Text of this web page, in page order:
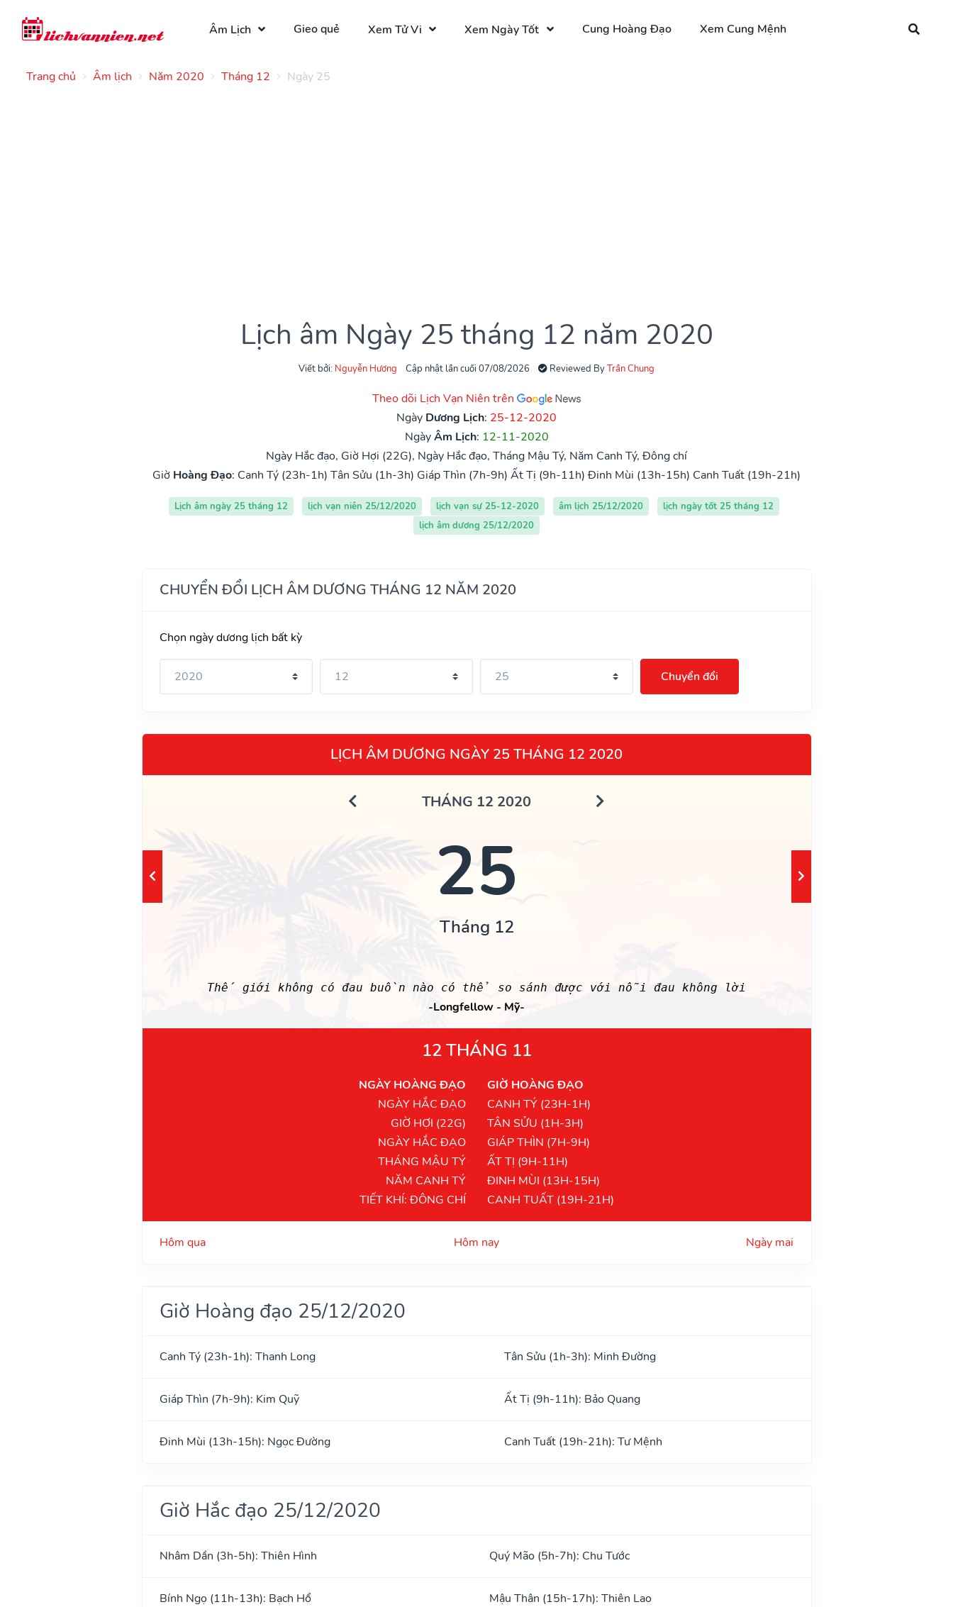
Âm Lịch Gieo quẻ Xem Tử Vi Xem Ngày Tốt Cung Hoàng Đạo Xem Cung Mệnh
Trang chủ Âm lịch Năm 2020 Tháng 12 Ngày 25
Lịch âm Ngày 25 tháng 12 năm 2020
Viết bởi: Nguyễn Hương Cập nhật lần cuối 07/08/2026 Reviewed ByTrần Chung
Theo dõi Lịch Vạn Niên trên
Ngày Dương Lịch: 25-12-2020
NgàyÂm Lịch: 12-11-2020
Ngày Hắc đạo, Giờ Hợi (22G), Ngày Hắc đạo, Tháng Mậu Tý, Năm Canh Tý, Đông chí
Giờ Hoàng Đạo: Canh Tý (23h-1h) Tân Sửu (1h-3h) Giáp Thìn (7h-9h) Ất Tị (9h-11h) Đinh Mùi (13h-15h) Canh Tuất (19h-21h)
Lịch âm ngày 25 tháng 12 lịch vạn niên 25/12/2020 lịch vạn sự 25-12-2020 âm lịch 25/12/2020
lịch ngày tốt 25 tháng 12
lịch âm dương 25/12/2020
CHUYỂN ĐỔI LỊCH ÂM DƯƠNG THÁNG 12 NĂM 2020
Chọn ngày dương lịch bất kỳ
Chuyển đổi
LỊCH ÂM DƯƠNG NGÀY 25 THÁNG 12 2020
THÁNG 12 2020
25
Tháng 12
Thế giới không có đau buồn nào có thể so sánh được với nỗi đau không lời
-Longfellow - Mỹ-
12 THÁNG 11
NGÀY HOÀNG ĐẠO
NGÀY HẮC ĐẠO
GIỜ HỢI (22G)
NGÀY HẮC ĐẠO
THÁNG MẬU TÝ
NĂM CANH TÝ
TIẾT KHÍ: ĐÔNG CHÍ
GIỜ HOÀNG ĐẠO
CANH TÝ (23H-1H)
TÂN SỬU (1H-3H)
GIÁP THÌN (7H-9H)
ẤT TỊ (9H-11H)
ĐINH MÙI (13H-15H)
CANH TUẤT (19H-21H)
Hôm qua Hôm nay Ngày mai
Giờ Hoàng đạo 25/12/2020
Canh Tý (23h-1h): Thanh Long Tân Sửu (1h-3h): Minh Đường
Giáp Thìn (7h-9h): Kim Quỹ Ất Tị (9h-11h): Bảo Quang
Đinh Mùi (13h-15h): Ngọc Đường Canh Tuất (19h-21h): Tư Mệnh
Giờ Hắc đạo 25/12/2020
Nhâm Dần (3h-5h): Thiên Hình Quý Mão (5h-7h): Chu Tước
Bính Ngọ (11h-13h): Bạch Hổ Mậu Thân (15h-17h): Thiên Lao